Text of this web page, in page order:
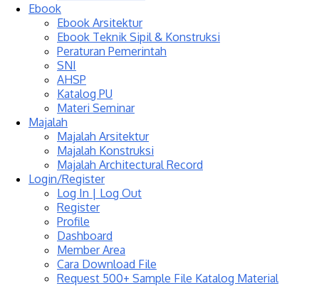
Ebook
Ebook Arsitektur
Ebook Teknik Sipil & Konstruksi
Peraturan Pemerintah
SNI
AHSP
Katalog PU
Materi Seminar
Majalah
Majalah Arsitektur
Majalah Konstruksi
Majalah Architectural Record
Login/Register
Log In | Log Out
Register
Profile
Dashboard
Member Area
Cara Download File
Request 500+ Sample File Katalog Material